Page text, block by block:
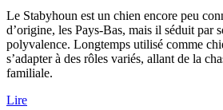
Le Stabyhoun est un chien encore peu
d’origine, les Pays-Bas, mais il séduit par
polyvalence. Longtemps utilisé comme
s’adapter à des rôles variés, allant de la
familiale.
Lire